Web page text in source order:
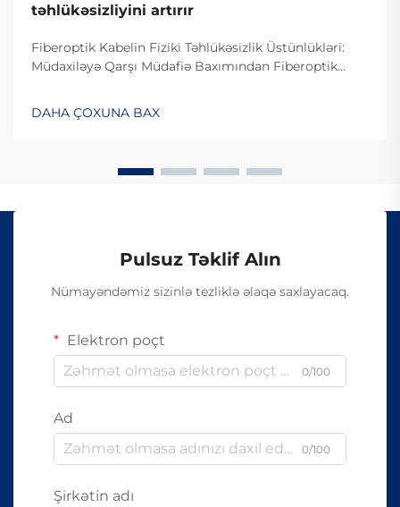
təhlükəsizliyini artırır
Fiberoptik Kabelin Fiziki Təhlükəsizlik Üstünlükləri:
Müdaxiləyə Qarşı Müdafiə Baxımından Fiberoptik
çətindir, çünki onlar elektrik siqnalları ilə deyil, işıq
DAHA ÇOXUNA BAX
Pulsuz Təklif Alın
Nümayəndəmiz sizinlə tezliklə əlaqə saxlayacaq.
Elektron poçt
0/100
Ad
0/100
Şirkətin adı